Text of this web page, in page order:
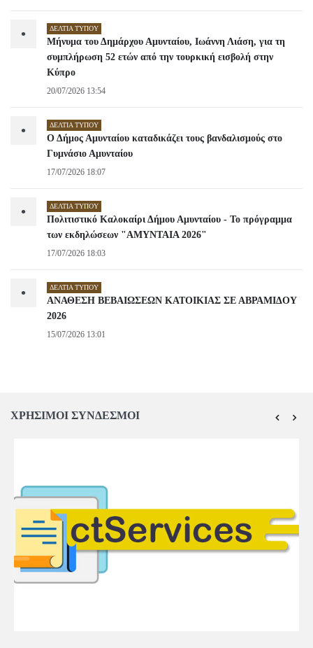
• ΔΕΛΤΊΑ ΤΎΠΟΥ
Μήνυμα του Δημάρχου Αμυνταίου, Ιωάννη Λιάση, για τη
συμπλήρωση 52 ετών από την τουρκική εισβολή στην
Κύπρο
20/07/2026 13:54
• ΔΕΛΤΊΑ ΤΎΠΟΥ
Ο Δήμος Αμυνταίου καταδικάζει τους βανδαλισμούς στο
Γυμνάσιο Αμυνταίου
17/07/2026 18:07
• ΔΕΛΤΊΑ ΤΎΠΟΥ
Πολιτιστικό Καλοκαίρι Δήμου Αμυνταίου - Το πρόγραμμα
των εκδηλώσεων "ΑΜΥΝΤΑΙΑ 2026"
17/07/2026 18:03
• ΔΕΛΤΊΑ ΤΎΠΟΥ
ΑΝΑΘΕΣΗ ΒΕΒΑΙΩΣΕΩΝ ΚΑΤΟΙΚΙΑΣ ΣΕ ΑΒΡΑΜΙΔΟΥ
2026
15/07/2026 13:01
ΧΡΗΣΙΜΟΙ ΣΥΝΔΕΣΜΟΙ